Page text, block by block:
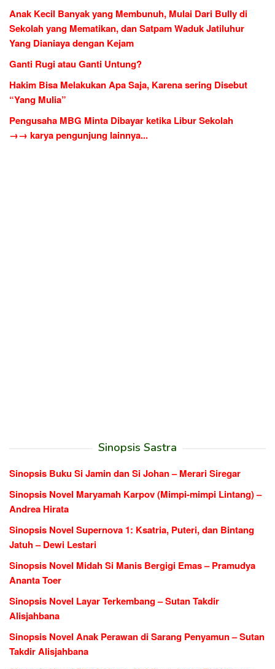
Anak Kecil Banyak yang Membunuh, Mulai Dari Bully di
Sekolah yang Mematikan, dan Satpam Waduk Jatiluhur
Yang Dianiaya dengan Kejam
Ganti Rugi atau Ganti Untung?
Hakim Bisa Melakukan Apa Saja, Karena sering Disebut
“Yang Mulia”
Pengusaha MBG Minta Dibayar ketika Libur Sekolah
→→ karya pengunjung lainnya...
Sinopsis Sastra
Sinopsis Buku Si Jamin dan Si Johan – Merari Siregar
Sinopsis Novel Maryamah Karpov (Mimpi-mimpi Lintang) –
Andrea Hirata
Sinopsis Novel Supernova 1: Ksatria, Puteri, dan Bintang
Jatuh – Dewi Lestari
Sinopsis Novel Midah Si Manis Bergigi Emas – Pramudya
Ananta Toer
Sinopsis Novel Layar Terkembang – Sutan Takdir
Alisjahbana
Sinopsis Novel Anak Perawan di Sarang Penyamun – Sutan
Takdir Alisjahbana